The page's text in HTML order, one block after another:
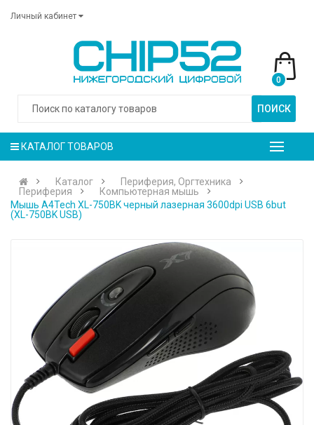
Личный кабинет
ПОИСК
0
КАТАЛОГ ТОВАРОВ
Каталог
Периферия, Оргтехника
Периферия
Компьютерная мышь
Мышь A4Tech XL-750BK черный лазерная 3600dpi USB 6but
(XL-750BK USB)